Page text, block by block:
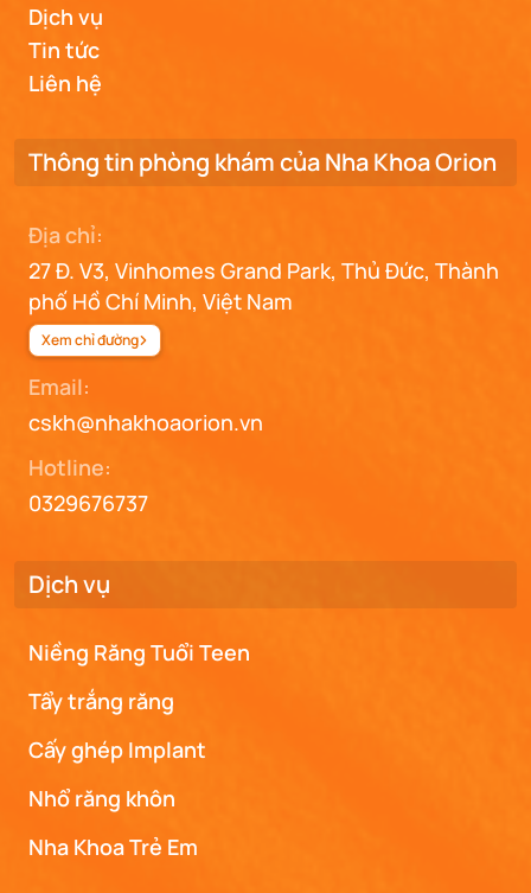
Dịch vụ
Tin tức
Liên hệ
Thông tin phòng khám của Nha Khoa Orion
Địa chỉ:
27 Đ. V3, Vinhomes Grand Park, Thủ Đức, Thành
phố Hồ Chí Minh, Việt Nam
Xem chỉ đường
Email:
cskh@nhakhoaorion.vn
Hotline:
0329676737
Dịch vụ
Niềng Răng Tuổi Teen
Tẩy trắng răng
Cấy ghép Implant
Nhổ răng khôn
Nha Khoa Trẻ Em